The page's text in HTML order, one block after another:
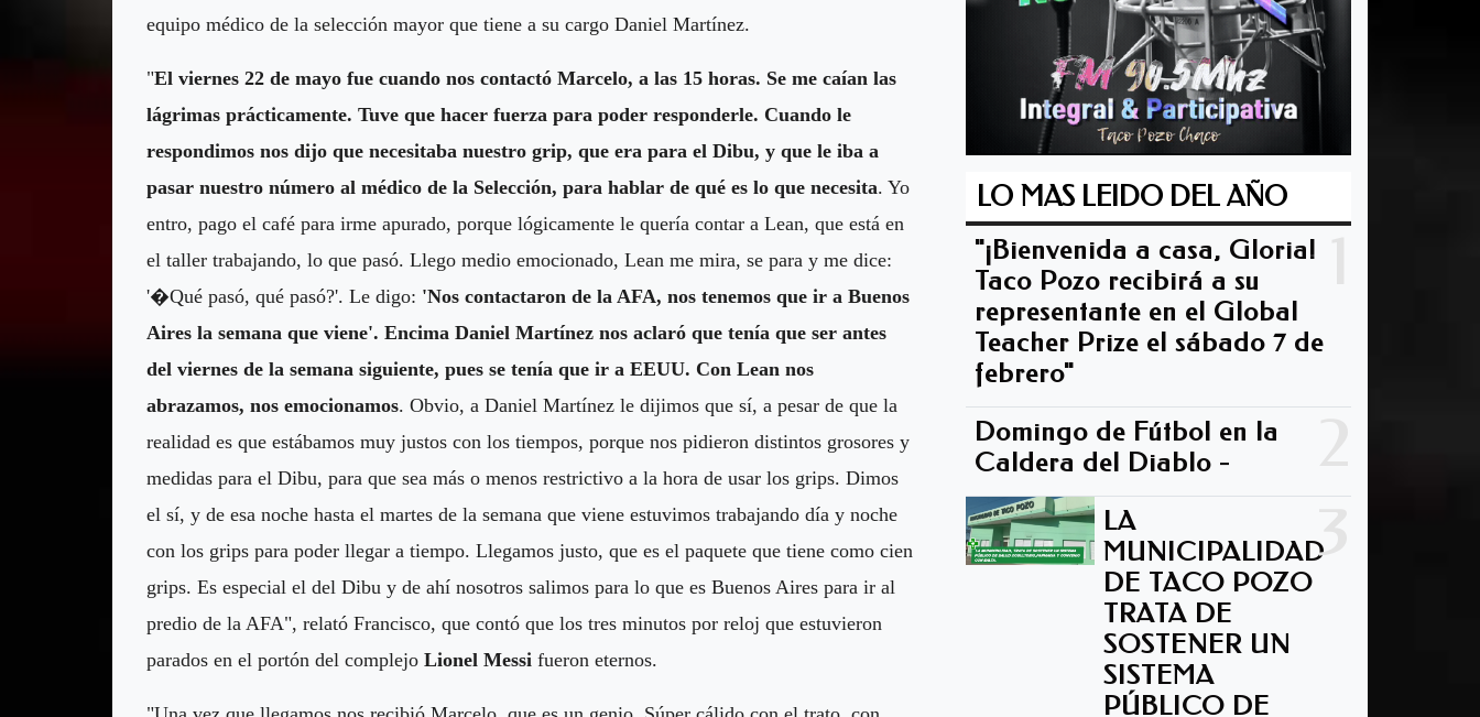
equipo médico de la selección mayor que tiene a su cargo Daniel Martínez.
"El viernes 22 de mayo fue cuando nos contactó Marcelo, a las 15 horas. Se me caían las
lágrimas prácticamente. Tuve que hacer fuerza para poder responderle. Cuando le
respondimos nos dijo que necesitaba nuestro grip, que era para el Dibu, y que le iba a
pasar nuestro número al médico de la Selección, para hablar de qué es lo que necesita. Yo
entro, pago el café para irme apurado, porque lógicamente le quería contar a Lean, que está en
el taller trabajando, lo que pasó. Llego medio emocionado, Lean me mira, se para y me dice:
'�Qué pasó, qué pasó?'. Le digo: 'Nos contactaron de la AFA, nos tenemos que ir a Buenos
Aires la semana que viene'. Encima Daniel Martínez nos aclaró que tenía que ser antes
del viernes de la semana siguiente, pues se tenía que ir a EEUU. Con Lean nos
abrazamos, nos emocionamos. Obvio, a Daniel Martínez le dijimos que sí, a pesar de que la
realidad es que estábamos muy justos con los tiempos, porque nos pidieron distintos grosores y
medidas para el Dibu, para que sea más o menos restrictivo a la hora de usar los grips. Dimos
el sí, y de esa noche hasta el martes de la semana que viene estuvimos trabajando día y noche
con los grips para poder llegar a tiempo. Llegamos justo, que es el paquete que tiene como cien
grips. Es especial el del Dibu y de ahí nosotros salimos para lo que es Buenos Aires para ir al
predio de la AFA", relató Francisco, que contó que los tres minutos por reloj que estuvieron
parados en el portón del complejo Lionel Messi fueron eternos.
LO MAS LEIDO DEL AÑO
"¡Bienvenida a casa, Gloria!
Taco Pozo recibirá a su
representante en el Global
Teacher Prize el sábado 7 de
febrero"
Domingo de Fútbol en la
Caldera del Diablo -
3
LA
MUNICIPALIDAD
DE TACO POZO
TRATA DE
SOSTENER UN
SISTEMA
PÚBLICO DE